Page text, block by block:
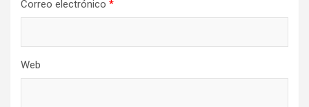
Correo electrónico *
Web